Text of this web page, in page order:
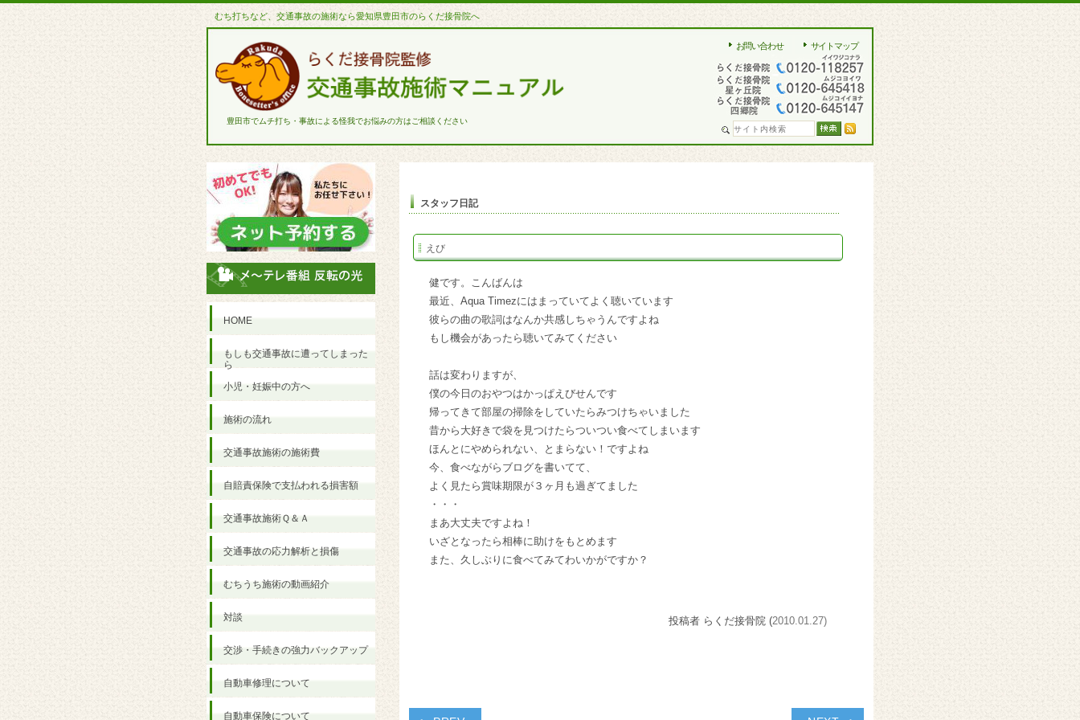
むち打ちなど、交通事故の施術なら愛知県豊田市のらくだ接骨院へ
豊田市でムチ打ち・事故による怪我でお悩みの方はご相談ください
お問い合わせ サイトマップ
スタッフ日記
えび
健です。こんばんは
最近、Aqua Timezにはまっていてよく聴いています
彼らの曲の歌詞はなんか共感しちゃうんですよね
もし機会があったら聴いてみてください
話は変わりますが、
僕の今日のおやつはかっぱえびせんです
帰ってきて部屋の掃除をしていたらみつけちゃいました
昔から大好きで袋を見つけたらついつい食べてしまいます
ほんとにやめられない、とまらない！ですよね
今、食べながらブログを書いてて、
よく見たら賞味期限が３ヶ月も過ぎてました
・・・
まあ大丈夫ですよね！
いざとなったら相棒に助けをもとめます
また、久しぶりに食べてみてわいかがですか？
投稿者 らくだ接骨院 (2010.01.27)
HOME
もしも交通事故に遭ってしまった
ら
小児・妊娠中の方へ
施術の流れ
交通事故施術の施術費
自賠責保険で支払われる損害額
交通事故施術Ｑ＆Ａ
交通事故の応力解析と損傷
むちうち施術の動画紹介
対談
交渉・手続きの強力バックアップ
自動車修理について
自動車保険について